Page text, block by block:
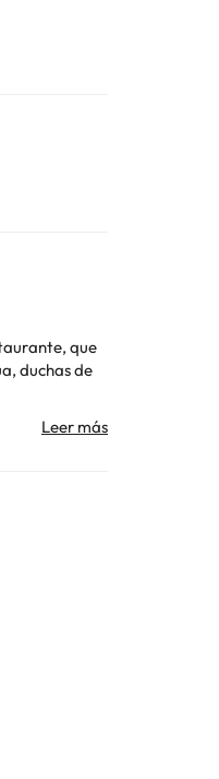
que
duchas de